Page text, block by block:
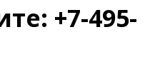
+7-495-